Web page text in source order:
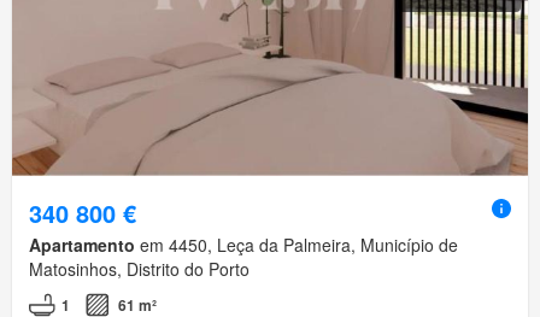
340 800 €
Apartamento em 4450, Leça da Palmeira, Município de
Matosinhos, Distrito do Porto
1 61 m²